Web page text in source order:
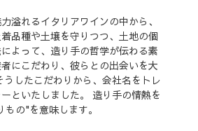
溢れるイタリアワインの中から、
品種や土壌を守りつつ、土地の個
よって、造り手の哲学が伝わる素
にこだわり、彼らとの出会いを大
したこだわりから、会社名をトレ
といたしました。 造り手の情熱を
の"を意味します。